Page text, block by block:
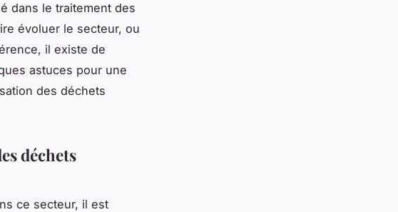
dans le traitement des
évoluer le secteur, ou
il existe de
astuces pour une
des déchets
déchets
ce secteur, il est